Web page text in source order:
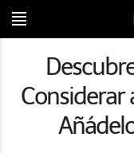
Considerar